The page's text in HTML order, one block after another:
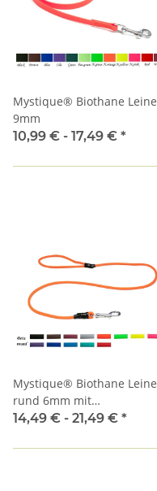
Mystique® Biothane Leine
9mm
10,99 € - 17,49 € *
Mystique® Biothane Leine
rund 6mm mit
Handschlaufe
14,49 € - 21,49 € *